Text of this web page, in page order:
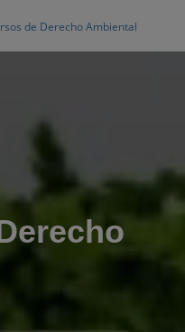
de Derecho Ambiental